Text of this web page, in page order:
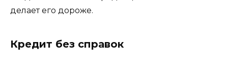
делает его дороже.
Кредит без справок